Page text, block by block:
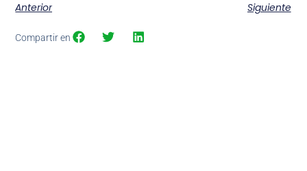
Anterior Siguiente
Compartir en